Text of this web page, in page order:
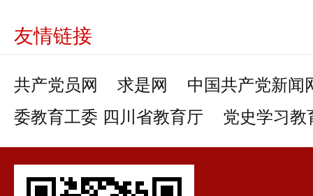
委书记，党委副书记
友情链接
共产党员网 求是网
中国共产党新闻
委教育工委 四川省教育厅
党史学习教